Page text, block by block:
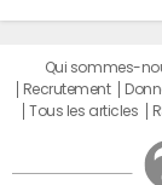
Qui sommes-
Recrutement
Tous les articles